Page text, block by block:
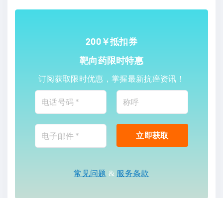
200￥抵扣券
靶向药限时特惠
订阅获取限时优惠，掌握最新抗癌资讯！
常见问题 & 服务条款